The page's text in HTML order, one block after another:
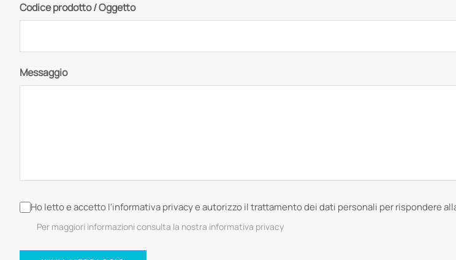
Codice prodotto / Oggetto
Messaggio
Ho letto e accetto l'informativa privacy e autorizzo il trattamento dei dati personali per rispondere
Per maggiori informazioni consulta la nostra informativa privacy